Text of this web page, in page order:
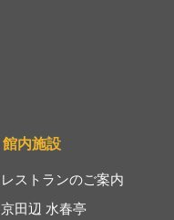
館内施設
レストランのご案内
京田辺 水春亭